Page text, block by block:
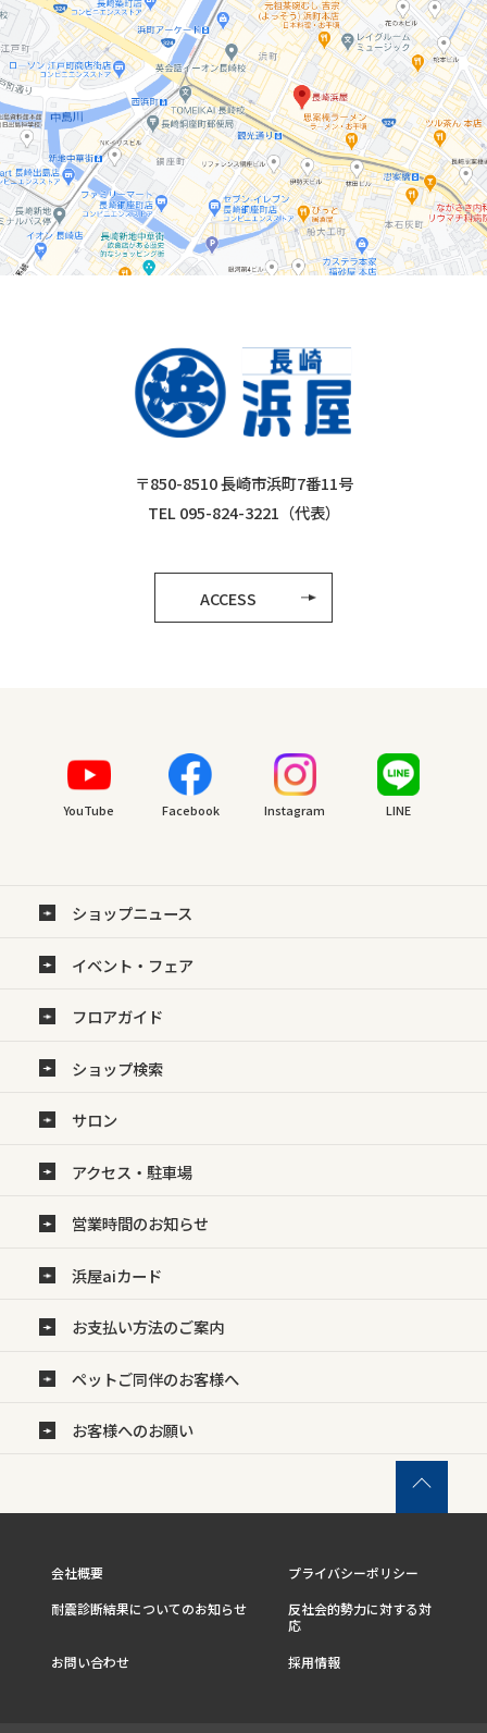
〒850-8510 長崎市浜町7番11号
TEL 095-824-3221（代表）
ACCESS
YouTube Facebook Instagram LINE
ショップニュース
イベント・フェア
フロアガイド
ショップ検索
サロン
アクセス・駐車場
営業時間のお知らせ
浜屋aiカード
お支払い方法のご案内
ペットご同伴のお客様へ
お客様へのお願い
会社概要
プライバシーポリシー
耐震診断結果についてのお知らせ
反社会的勢力に対する対
応
お問い合わせ
採用情報